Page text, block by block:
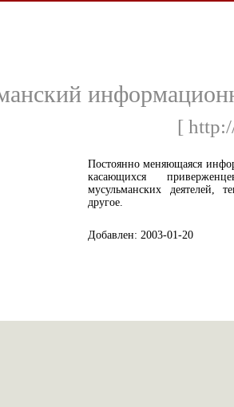
[
Постоянно меняющаяся
касающихся
мусульманских деятелей,
другое.
Добавлен: 2003-01-20